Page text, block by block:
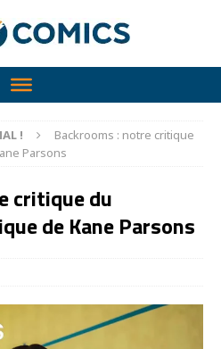
!
Backrooms : notre critique
Parsons
critique du
de Kane Parsons